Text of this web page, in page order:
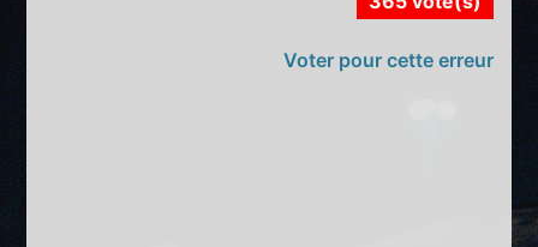
Voter pour cette erreur